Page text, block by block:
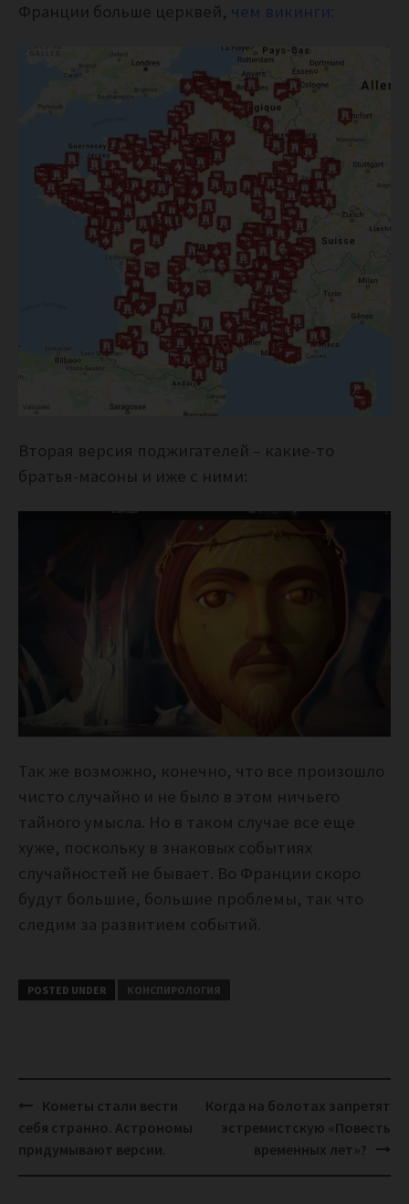
Франции больше церквей, чем викинги:
Вторая версия поджигателей – какие-то
братья-масоны и иже с ними:
Так же возможно, конечно, что все произошло
чисто случайно и не было в этом ничьего
тайного умысла. Но в таком случае все еще
хуже, поскольку в знаковых событиях
случайностей не бывает. Во Франции скоро
будут большие, большие проблемы, так что
следим за развитием событий.
POSTED UNDER КОНСПИРОЛОГИЯ
Post
navigation
Кометы стали вести
себя странно. Астрономы
придумывают версии.
Когда на болотах запретят
эстремистскую «Повесть
временных лет»?